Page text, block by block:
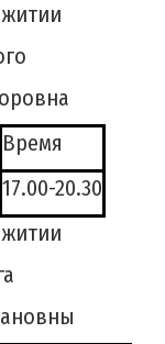
Время
17.00-20.30